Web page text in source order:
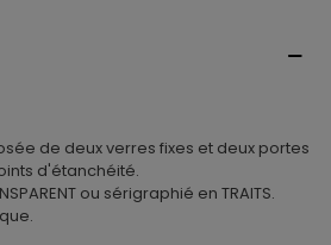
de deux verres fixes et deux portes
d'étanchéité.
ou sérigraphié en TRAITS.